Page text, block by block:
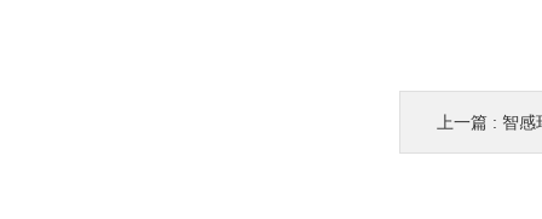
上一篇 : 智感